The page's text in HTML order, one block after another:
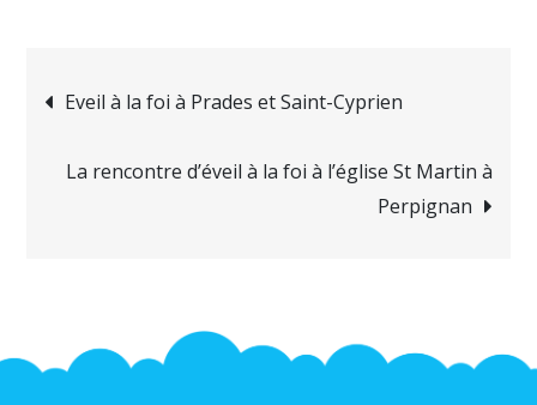
Navigation
de
Eveil à la foi à Prades et Saint-Cyprien
La rencontre d’éveil à la foi à l’église St Martin à
Perpignan